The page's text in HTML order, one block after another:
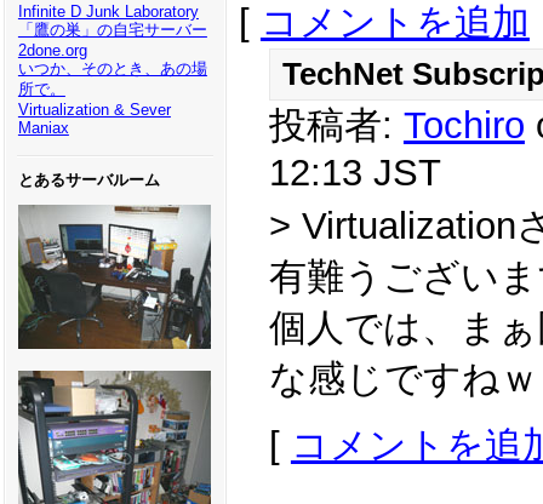
Infinite D Junk Laboratory
「鷹の巣」の自宅サーバー
2done.org
いつか、そのとき、あの場
所で。
Virtualization & Sever
Maniax
とあるサーバルーム
[ コメントを追加
TechNet
投稿者: Tochiro
12:13 JST
> Virtualization
有難うござい
個人では、ま
な感じですねｗ
[ コメントを追